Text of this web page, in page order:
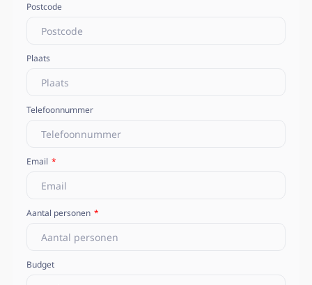
Postcode
Plaats
Telefoonnummer
Email
Aantal personen
Budget